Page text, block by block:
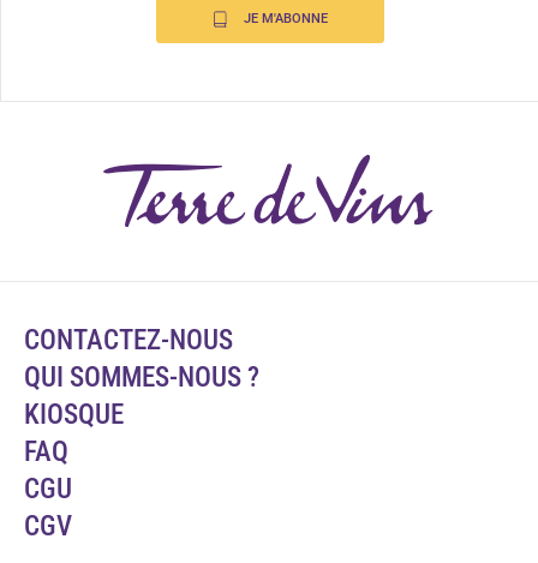
JE M'ABONNE
CONTACTEZ-NOUS
QUI SOMMES-NOUS ?
KIOSQUE
FAQ
CGU
CGV